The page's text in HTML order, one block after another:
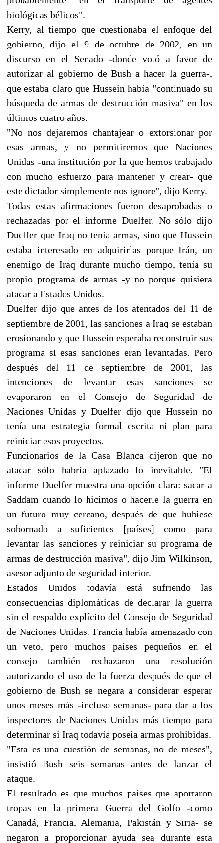
biológicas bélicos".
Kerry, al tiempo que cuestionaba el enfoque del
gobierno, dijo el 9 de octubre de 2002, en un
discurso en el Senado -donde votó a favor de
autorizar al gobierno de Bush a hacer la guerra-,
que estaba claro que Hussein había "continuado su
búsqueda de armas de destrucción masiva" en los
últimos cuatro años.
"No nos dejaremos chantajear o extorsionar por
esas armas, y no permitiremos que Naciones
Unidas -una institución por la que hemos trabajado
con mucho esfuerzo para mantener y crear- que
este dictador simplemente nos ignore", dijo Kerry.
Todas estas afirmaciones fueron desaprobadas o
rechazadas por el informe Duelfer. No sólo dijo
Duelfer que Iraq no tenía armas, sino que Hussein
estaba interesado en adquirirlas porque Irán, un
enemigo de Iraq durante mucho tiempo, tenía su
propio programa de armas -y no porque quisiera
atacar a Estados Unidos.
Duelfer dijo que antes de los atentados del 11 de
septiembre de 2001, las sanciones a Iraq se estaban
erosionando y que Hussein esperaba reconstruir sus
programa si esas sanciones eran levantadas. Pero
después del 11 de septiembre de 2001, las
intenciones de levantar esas sanciones se
evaporaron en el Consejo de Seguridad de
Naciones Unidas y Duelfer dijo que Hussein no
tenía una estrategia formal escrita ni plan para
reiniciar esos proyectos.
Funcionarios de la Casa Blanca dijeron que no
atacar sólo habría aplazado lo inevitable. "El
informe Duelfer muestra una opción clara: sacar a
Saddam cuando lo hicimos o hacerle la guerra en
un futuro muy cercano, después de que hubiese
sobornado a suficientes [países] como para
levantar las sanciones y reiniciar su programa de
armas de destrucción masiva", dijo Jim Wilkinson,
asesor adjunto de seguridad interior.
Estados Unidos todavía está sufriendo las
consecuencias diplomáticas de declarar la guerra
sin el respaldo explícito del Consejo de Seguridad
de Naciones Unidas. Francia había amenazado con
un veto, pero muchos países pequeños en el
consejo también rechazaron una resolución
autorizando el uso de la fuerza después de que el
gobierno de Bush se negara a considerar esperar
unos meses más -incluso semanas- para dar a los
inspectores de Naciones Unidas más tiempo para
determinar si Iraq todavía poseía armas prohibidas.
"Esta es una cuestión de semanas, no de meses",
insistió Bush seis semanas antes de lanzar el
ataque.
El resultado es que muchos países que aportaron
tropas en la primera Guerra del Golfo -como
Canadá, Francia, Alemania, Pakistán y Siria- se
negaron a proporcionar ayuda sea durante esta